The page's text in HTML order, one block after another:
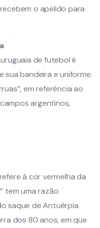
o apelido para
de futebol é
sua bandeira e uniforme.
em referência ao
argentinos,
à cor vermelha da
tem uma razão
saque de Antuérpia
dos 80 anos, em que